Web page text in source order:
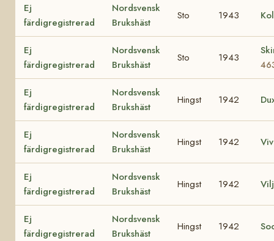
Ej
färdigregistrerad
Nordsvensk
Brukshäst
Sto 1943
Ej
färdigregistrerad
Nordsvensk
Brukshäst
Sto 1943
Ej
färdigregistrerad
Nordsvensk
Brukshäst
Hingst 1942
Ej
färdigregistrerad
Nordsvensk
Brukshäst
Hingst 1942
Ej
färdigregistrerad
Nordsvensk
Brukshäst
Hingst 1942
Ej
färdigregistrerad
Nordsvensk
Brukshäst
Hingst 1942